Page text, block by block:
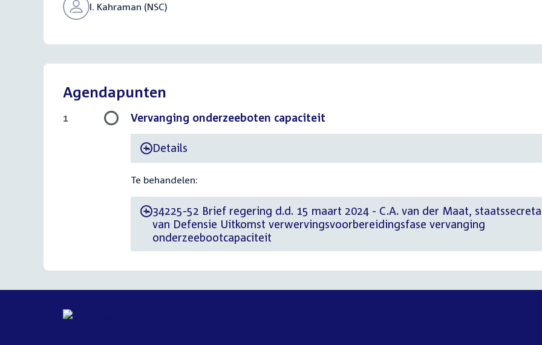
I. Kahraman (NSC)
Agendapunten
Vervanging onderzeeboten capaciteit
- Details
Te behandelen:
-34225-52 Brief regering d.d. 15 maart 2024 - C.A. van der Maat,
van Defensie Uitkomst verwervingsvoorbereidingsfase vervanging
onderzeebootcapaciteit
1